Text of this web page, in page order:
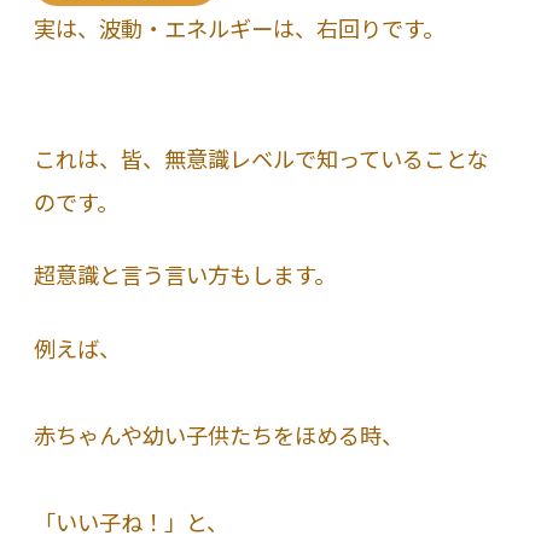
実は、波動・エネルギーは、右回りです。
これは、皆、無意識レベルで知っていることな
のです。
超意識と言う言い方もします。
例えば、
赤ちゃんや幼い子供たちをほめる時、
「いい子ね！」と、